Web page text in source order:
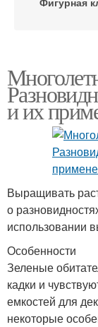
и их
Выращивать
о
использовании
Особенности
Зеленые
кадки и
емкостей для
некоторые